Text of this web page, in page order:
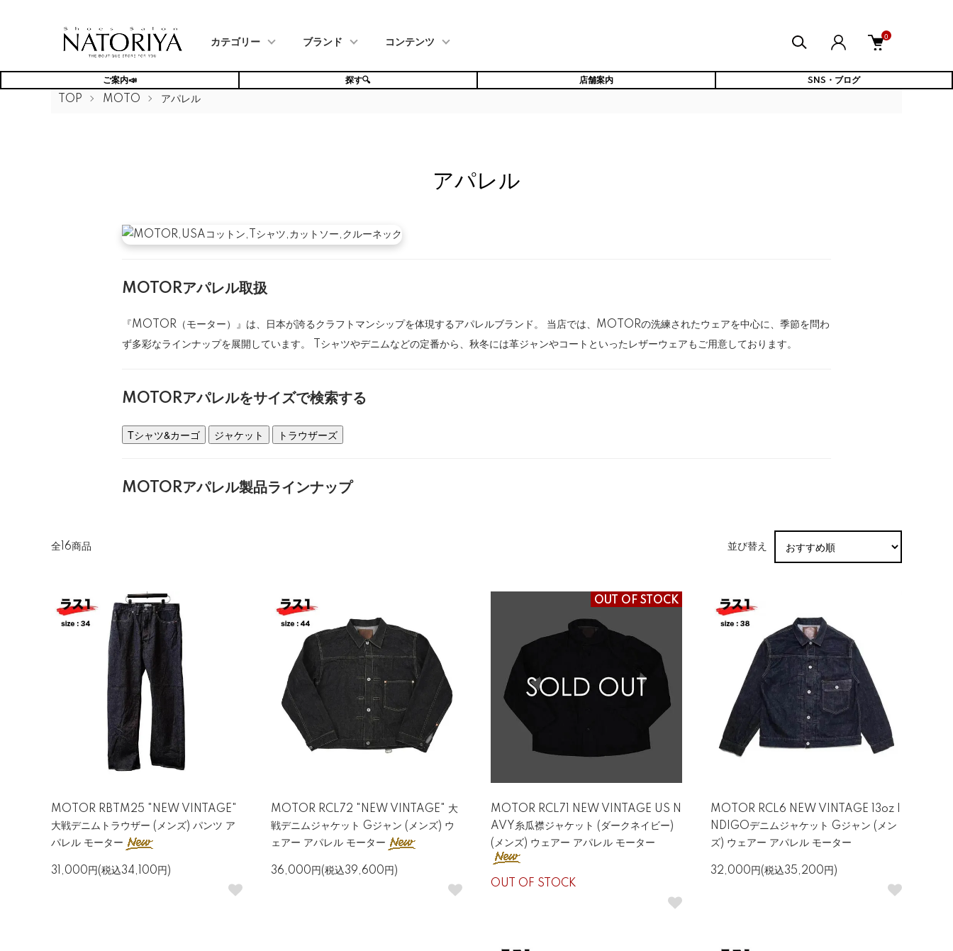
カテゴリー ブランド コンテンツ
0
ご案内📣 探す🔍 店舗案内 SNS・ブログ
TOP MOTO アパレル
アパレル
MOTORアパレル取扱
『MOTOR（モーター）』は、日本が誇るクラフトマンシップを体現するアパレルブランド。 当店では、MOTORの洗練されたウェアを中心に、季節を問わ
ず多彩なラインナップを展開しています。 Tシャツやデニムなどの定番から、秋冬には革ジャンやコートといったレザーウェアもご用意しております。
MOTORアパレルをサイズで検索する
Tシャツ&カーゴ ジャケット トラウザーズ
MOTORアパレル製品ラインナップ
全16商品 並び替え
MOTOR RBTM25 "NEW VINTAGE"
大戦デニムトラウザー (メンズ) パンツ ア
パレル モーター
31,000円(税込34,100円)
MOTOR RCL72 "NEW VINTAGE" 大
戦デニムジャケット Gジャン (メンズ) ウ
ェアー アパレル モーター
36,000円(税込39,600円)
OUT OF STOCK
MOTOR RCL71 NEW VINTAGE US N
AVY糸瓜襟ジャケット (ダークネイビー)
(メンズ) ウェアー アパレル モーター
OUT OF STOCK
MOTOR RCL6 NEW VINTAGE 13oz I
NDIGOデニムジャケット Gジャン (メン
ズ) ウェアー アパレル モーター
32,000円(税込35,200円)